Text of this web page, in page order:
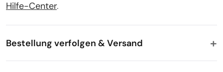
Hilfe-Center.
Bestellung verfolgen & Versand